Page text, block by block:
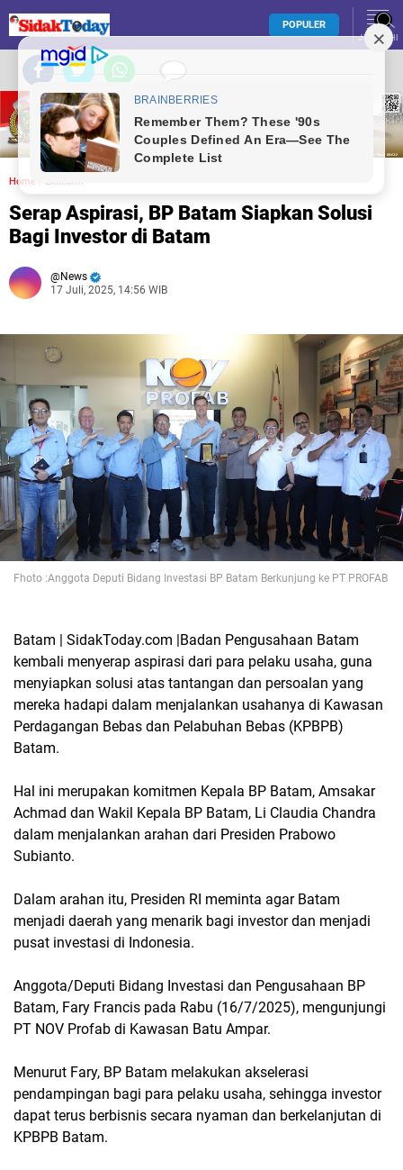
POPULER
JELAJAHI
Home / Ekonomi
Serap Aspirasi, BP Batam Siapkan Solusi
Bagi Investor di Batam
News
17 Juli, 2025, 14:56 WIB
Fhoto :Anggota Deputi Bidang Investasi BP Batam Berkunjung ke PT PROFAB
Batam | SidakToday.com |Badan Pengusahaan Batam
kembali menyerap aspirasi dari para pelaku usaha, guna
menyiapkan solusi atas tantangan dan persoalan yang
mereka hadapi dalam menjalankan usahanya di Kawasan
Perdagangan Bebas dan Pelabuhan Bebas (KPBPB)
Batam.
Hal ini merupakan komitmen Kepala BP Batam, Amsakar
Achmad dan Wakil Kepala BP Batam, Li Claudia Chandra
dalam menjalankan arahan dari Presiden Prabowo
Subianto.
Dalam arahan itu, Presiden RI meminta agar Batam
menjadi daerah yang menarik bagi investor dan menjadi
pusat investasi di Indonesia.
Anggota/Deputi Bidang Investasi dan Pengusahaan BP
Batam, Fary Francis pada Rabu (16/7/2025), mengunjungi
PT NOV Profab di Kawasan Batu Ampar.
Menurut Fary, BP Batam melakukan akselerasi
pendampingan bagi para pelaku usaha, sehingga investor
dapat terus berbisnis secara nyaman dan berkelanjutan di
KPBPB Batam.